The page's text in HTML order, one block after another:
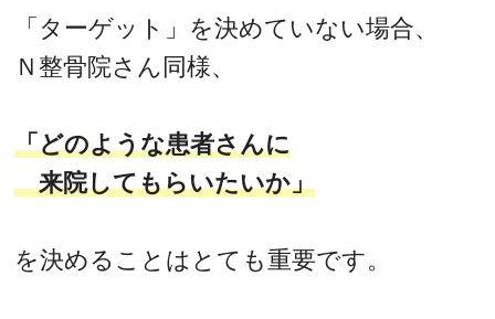
「ターゲット」を決めていない場合、
Ｎ整骨院さん同様、
「どのような患者さんに
来院してもらいたいか」
を決めることはとても重要です。